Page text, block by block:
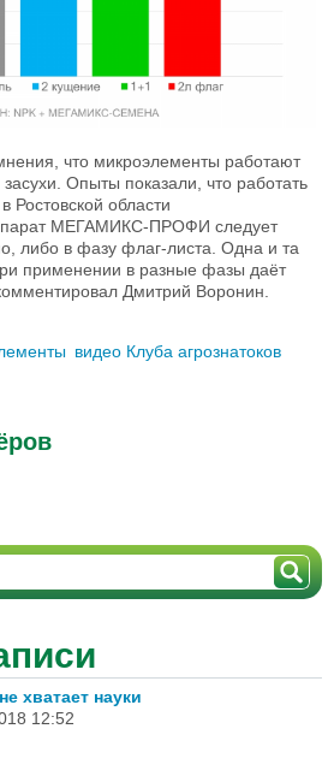
что микроэлементы работают
Опыты показали, что работать
Ростовской области
МЕГАМИКС-ПРОФИ следует
либо в фазу флаг-листа. Одна и та
применении в разные фазы даёт
Дмитрий Воронин.
видео Клуба агрознатоков
хватает науки
12:52